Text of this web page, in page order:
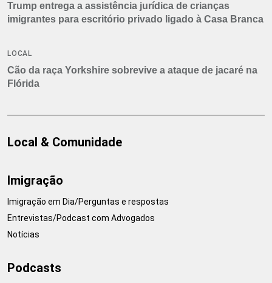
Trump entrega a assistência jurídica de crianças
imigrantes para escritório privado ligado à Casa Branca
LOCAL
Cão da raça Yorkshire sobrevive a ataque de jacaré na
Flórida
Local & Comunidade
Imigração
Imigração em Dia/Perguntas e respostas
Entrevistas/Podcast com Advogados
Notícias
Podcasts